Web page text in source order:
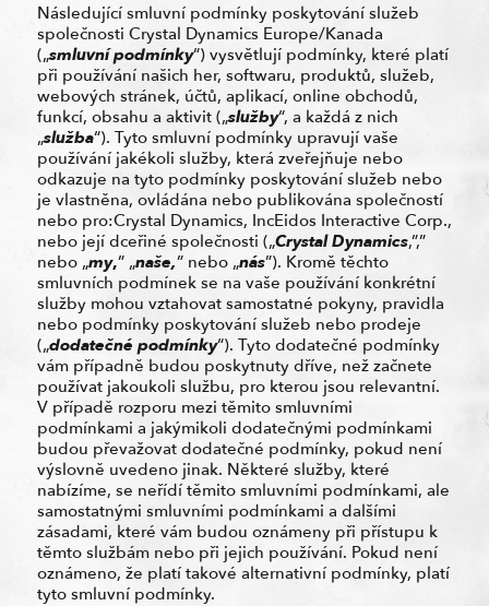
Následující smluvní podmínky poskytování služeb
společnosti Crystal Dynamics Europe/Kanada
(„smluvní podmínky“) vysvětlují podmínky, které platí
při používání našich her, softwaru, produktů, služeb,
webových stránek, účtů, aplikací, online obchodů,
funkcí, obsahu a aktivit („služby“, a každá z nich
„služba“). Tyto smluvní podmínky upravují vaše
používání jakékoli služby, která zveřejňuje nebo
odkazuje na tyto podmínky poskytování služeb nebo
je vlastněna, ovládána nebo publikována společností
nebo pro:Crystal Dynamics, IncEidos Interactive Corp.,
nebo její dceřiné společnosti („Crystal Dynamics,”,”
nebo „my,” „naše,” nebo „nás”). Kromě těchto
smluvních podmínek se na vaše používání konkrétní
služby mohou vztahovat samostatné pokyny, pravidla
nebo podmínky poskytování služeb nebo prodeje
(„dodatečné podmínky“). Tyto dodatečné podmínky
vám případně budou poskytnuty dříve, než začnete
používat jakoukoli službu, pro kterou jsou relevantní.
V případě rozporu mezi těmito smluvními
podmínkami a jakýmikoli dodatečnými podmínkami
budou převažovat dodatečné podmínky, pokud není
výslovně uvedeno jinak. Některé služby, které
nabízíme, se neřídí těmito smluvními podmínkami, ale
samostatnými smluvními podmínkami a dalšími
zásadami, které vám budou oznámeny při přístupu k
těmto službám nebo při jejich používání. Pokud není
oznámeno, že platí takové alternativní podmínky, platí
tyto smluvní podmínky.